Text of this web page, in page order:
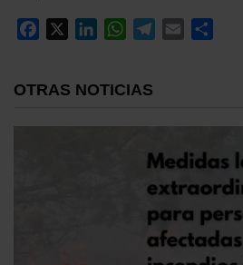
Facebook
LinkedInWhatsApp
Telegram
Email
OTRAS NOTICIAS